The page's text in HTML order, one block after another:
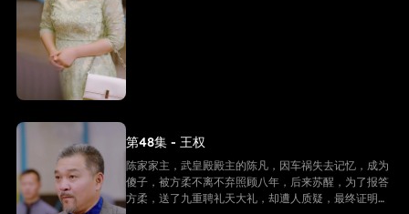
终成眷属。
第48集 - 王权
陈家家主，武皇殿殿主的陈凡，因车祸失去记忆，成为
傻子，被方柔不离不弃照顾八年，后来苏醒，为了报答
方柔，送了九重聘礼天大礼，却遭人质疑，最终证明他